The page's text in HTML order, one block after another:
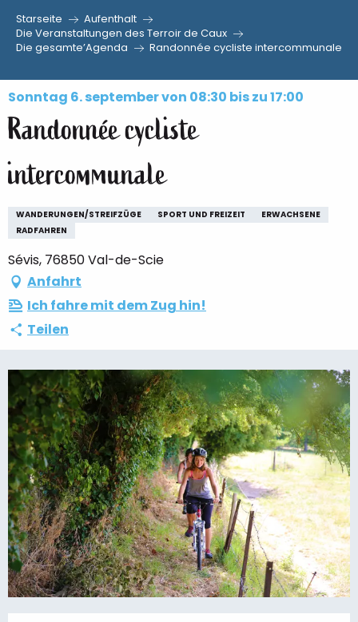
Aller
principal
Starseite
Aufenthalt
Die Veranstaltungen des Terroir de Caux
Die gesamte’Agenda
Randonnée cycliste intercommunale
Sonntag 6. september von 08:30 bis zu 17:00
Randonnée cycliste
intercommunale
WANDERUNGEN/STREIFZÜGE SPORT UND FREIZEIT
ERWACHSENE
RADFAHREN
Sévis, 76850 Val-de-Scie
Anfahrt
Ich fahre mit dem Zug hin!
Teilen